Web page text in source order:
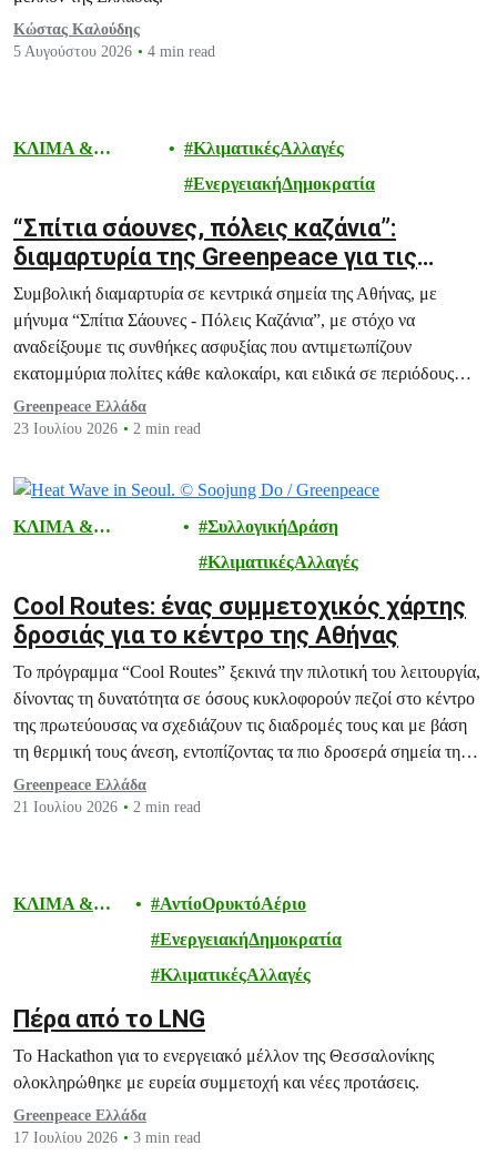
Κώστας Καλούδης
5 Αυγούστου 2026
4 min read
ΚΛΙΜΑ &
ΚλιματικέςΑλλαγές
ΕνεργειακήΔημοκρατία
“Σπίτια σάουνες, πόλεις καζάνια”:
διαμαρτυρία της Greenpeace για τις
θερμικές παγίδες των σπιτιών και των
πόλεών μας
Συμβολική διαμαρτυρία σε κεντρικά σημεία της Αθήνας, με
μήνυμα “Σπίτια Σάουνες - Πόλεις Καζάνια”, με στόχο να
αναδείξουμε τις συνθήκες ασφυξίας που αντιμετωπίζουν
εκατομμύρια πολίτες κάθε καλοκαίρι, και ειδικά σε περιόδους
καύσωνα, μέσα στα ίδια τους τα σπίτια.
Greenpeace Ελλάδα
23 Ιουλίου 2026
2 min read
ΚΛΙΜΑ &
ΣυλλογικήΔράση
ΚλιματικέςΑλλαγές
Cool Routes: ένας συμμετοχικός χάρτης
δροσιάς για το κέντρο της Αθήνας
Το πρόγραμμα “Cool Routes” ξεκινά την πιλοτική του λειτουργία,
δίνοντας τη δυνατότητα σε όσους κυκλοφορούν πεζοί στο κέντρο
της πρωτεύουσας να σχεδιάζουν τις διαδρομές τους και με βάση
τη θερμική τους άνεση, εντοπίζοντας τα πιο δροσερά σημεία της
πόλης.
Greenpeace Ελλάδα
21 Ιουλίου 2026
2 min read
ΚΛΙΜΑ &
ΑντίοΟρυκτόΑέριο
ΕνεργειακήΔημοκρατία
ΚλιματικέςΑλλαγές
Πέρα από το LNG
Το Hackathon για το ενεργειακό μέλλον της Θεσσαλονίκης
ολοκληρώθηκε με ευρεία συμμετοχή και νέες προτάσεις.
Greenpeace Ελλάδα
17 Ιουλίου 2026
3 min read